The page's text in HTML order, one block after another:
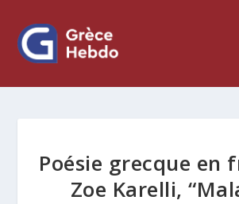
Poésie grecque en
Zoe Karelli,